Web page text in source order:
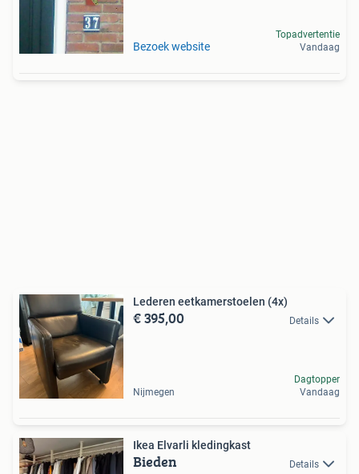
Bezoek website
Topadvertentie
Vandaag
Lederen eetkamerstoelen (4x)
€ 395,00 Details
Nijmegen
Dagtopper
Vandaag
Ikea Elvarli kledingkast
Bieden Details